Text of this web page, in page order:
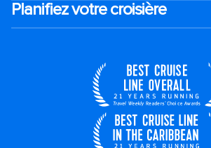
Planifiez votre croisière